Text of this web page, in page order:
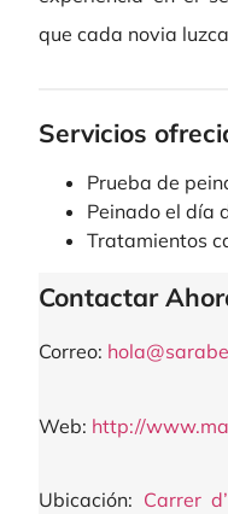
que cada novia
Servicios
Prueba de
Peinado el día
Tratamientos
Contactar
Correo:
Web: http://
Ubicación: Carrer